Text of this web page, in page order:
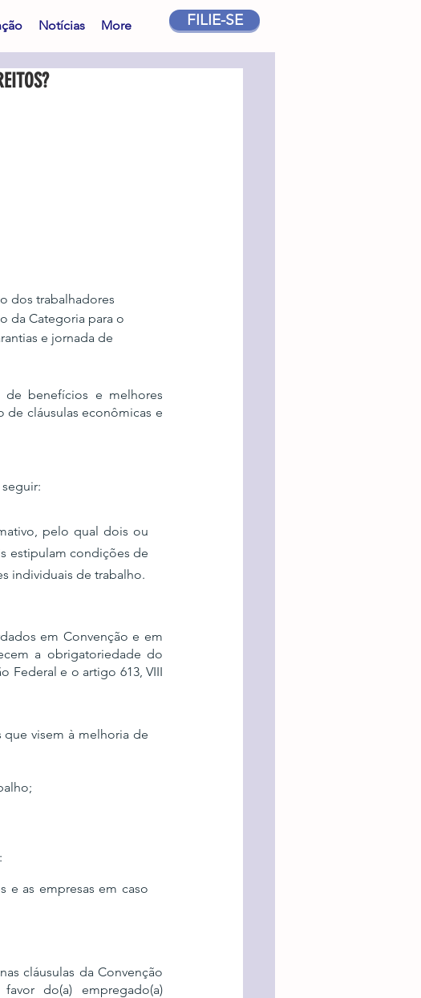
Notícias More FILIE-SE
dos trabalhadores
da Categoria para o
e jornada de
de benefícios e melhores
cláusulas econômicas e
pelo qual dois ou
estipulam condições de
individuais de trabalho.
em Convenção e em
a obrigatoriedade do
Federal e o artigo 613, VIII
visem à melhoria de
e as empresas em caso
cláusulas da Convenção
do(a) empregado(a)